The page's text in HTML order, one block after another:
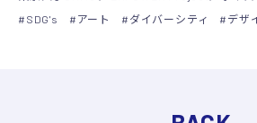
SDG's
アート ダイバーシティ デザ